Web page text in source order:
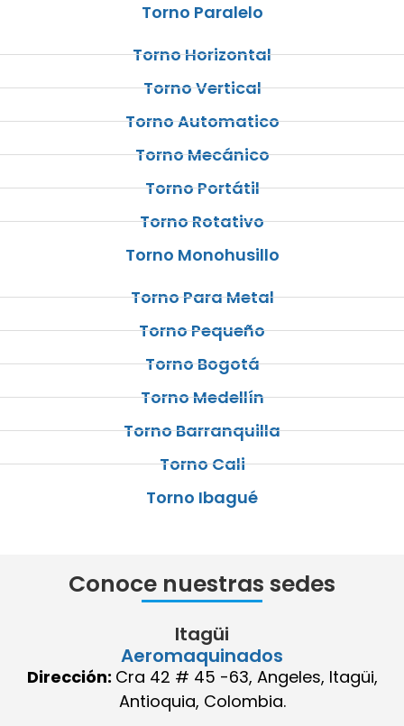
Torno Paralelo
Torno Horizontal
Torno Vertical
Torno Automatico
Torno Mecánico
Torno Portátil
Torno Rotativo
Torno Monohusillo
Torno Para Metal
Torno Pequeño
Torno Bogotá
Torno Medellín
Torno Barranquilla
Torno Cali
Torno Ibagué
Conoce nuestras sedes
Itagüi
Aeromaquinados
Dirección: Cra 42 # 45 -63, Angeles, Itagüi,
Antioquia, Colombia.